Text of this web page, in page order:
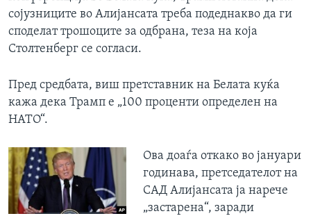
сојузниците во Алијансата треба подеднакво да ги
споделат трошоците за одбрана, теза на која
Столтенберг се согласи.
Пред средбата, виш претставник на Белата куќа
кажа дека Трамп е „100 проценти определен на
НАТО“.
Ова доаѓа откако во јануари
годинава, претседателот на
САД Алијансата ја нарече
„застарена“, заради